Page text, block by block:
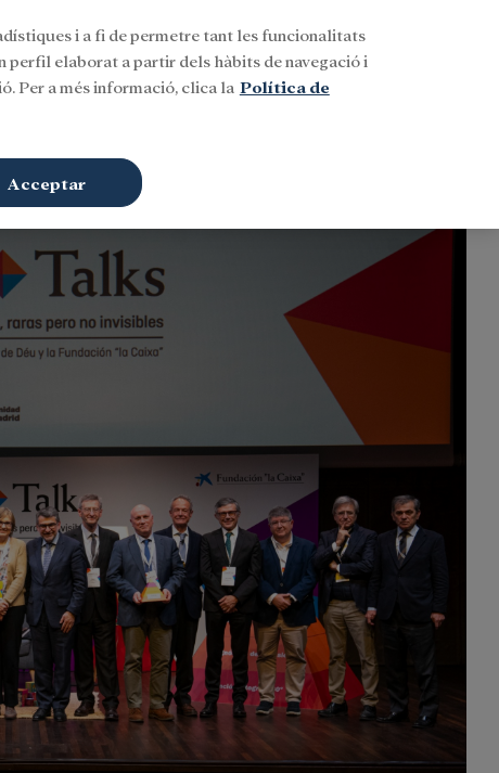
Iniciar sessió Buscar
i a fi de permetre tant les funcionalitats
perfil elaborat a partir dels hàbits de navegació i
Per a més informació, clica la Política de
Acceptar